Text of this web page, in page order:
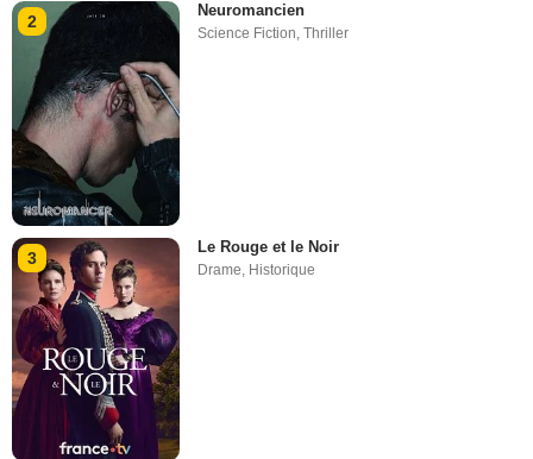
2
Neuromancien
Science Fiction,Thriller
3
Le Rouge et le Noir
Drame Historique